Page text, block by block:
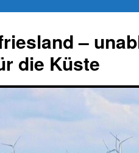
–
die Küste